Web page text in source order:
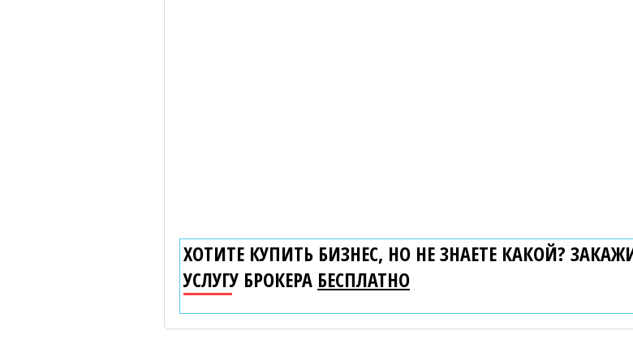
ХОТИТЕ КУПИТЬ БИЗНЕС, НО НЕ ЗНАЕТЕ КАКОЙ?
УСЛУГУ БРОКЕРА БЕСПЛАТНО